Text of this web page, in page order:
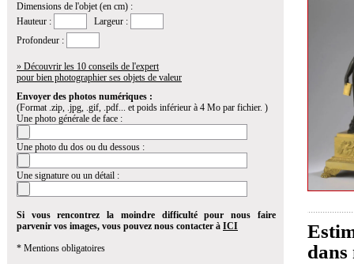
Dimensions de l'objet (en cm) :
Hauteur :
Largeur :
Profondeur :
» Découvrir les 10 conseils de l'expert
pour bien photographier ses objets de valeur
Envoyer des photos numériques :
(Format .zip, .jpg, .gif, .pdf... et poids inférieur à 4 Mo par fichier. )
Une photo générale de face :
Une photo du dos ou du dessous :
Une signature ou un détail :
Si vous rencontrez la moindre difficulté pour nous faire
parvenir vos images, vous pouvez nous contacter à ICI
* Mentions obligatoires
dans